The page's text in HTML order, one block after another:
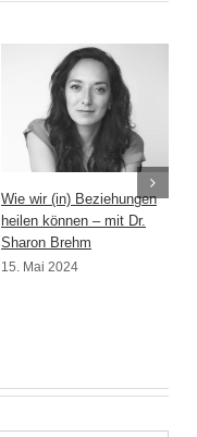
Wie wir (in) Beziehungen
heilen können – mit Dr.
Sharon Brehm
15. Mai 2024